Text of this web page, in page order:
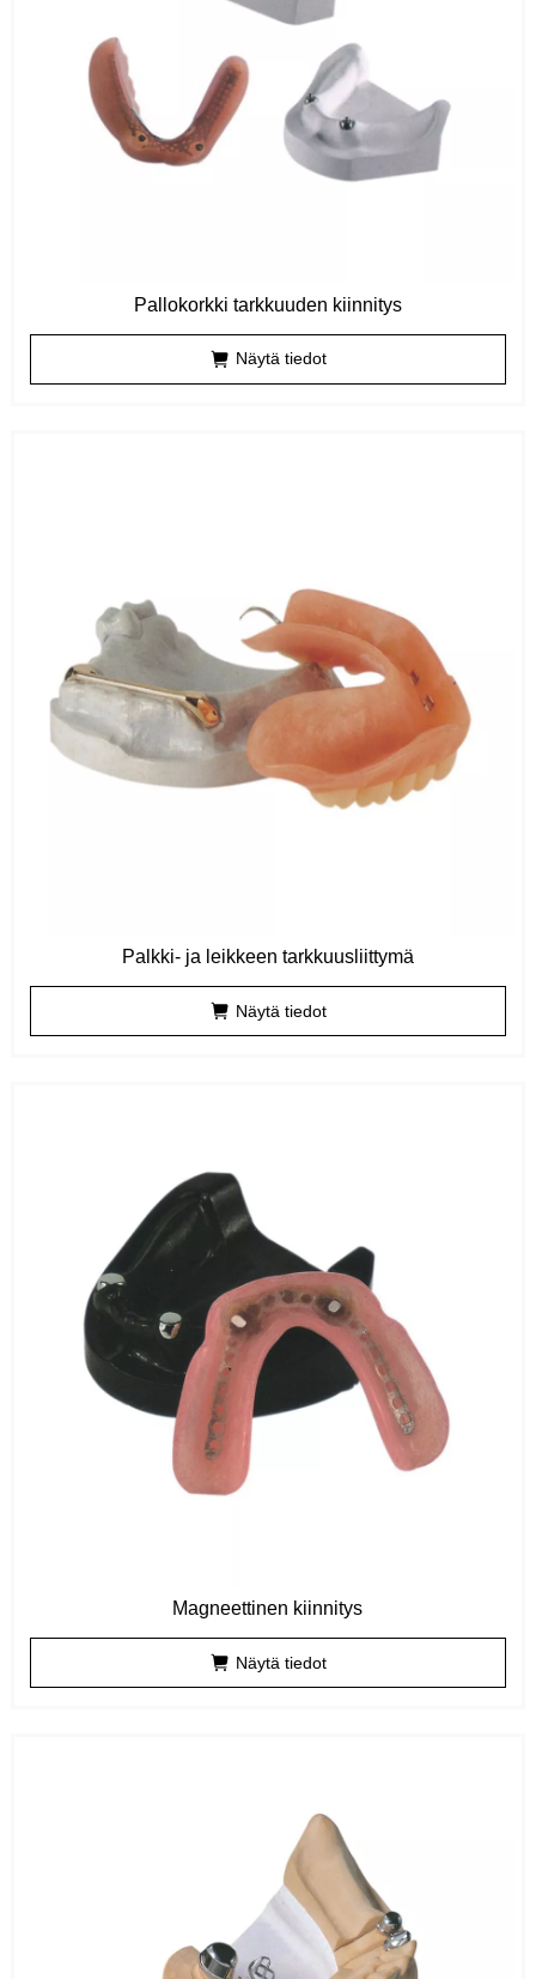
Pallokorkki tarkkuuden kiinnitys
Näytä tiedot
Palkki- ja leikkeen tarkkuusliittymä
Näytä tiedot
Magneettinen kiinnitys
Näytä tiedot